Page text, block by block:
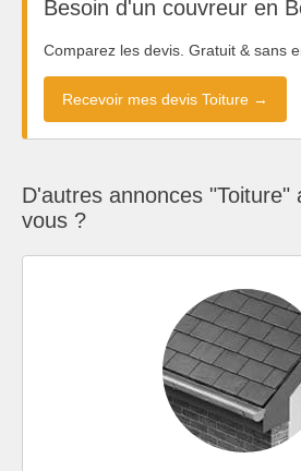
Besoin d'un couvreur en
Comparez les devis. Gratuit & sans
Recevoir mes devis Toiture →
D'autres annonces "Toiture"
vous ?